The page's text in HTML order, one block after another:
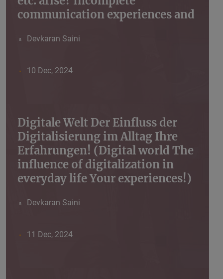
communication experiences and
Devkaran Saini
10 Dec, 2024
Digitale Welt Der Einfluss der
Digitalisierung im Alltag Ihre
Erfahrungen! (Digital world The
influence of digitalization in
everyday life Your experiences!)
Devkaran Saini
11 Dec, 2024